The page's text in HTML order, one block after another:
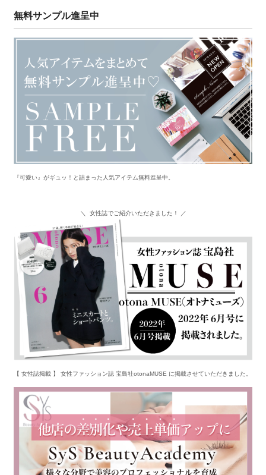
無料サンプル進呈中
『可愛い』がギュッ！と詰まった人気アイテム無料進呈中。
＼ 女性誌でご紹介いただきました！ ／
【 女性誌掲載 】 女性ファッション誌 宝島社otonaMUSE に掲載させていただきました。